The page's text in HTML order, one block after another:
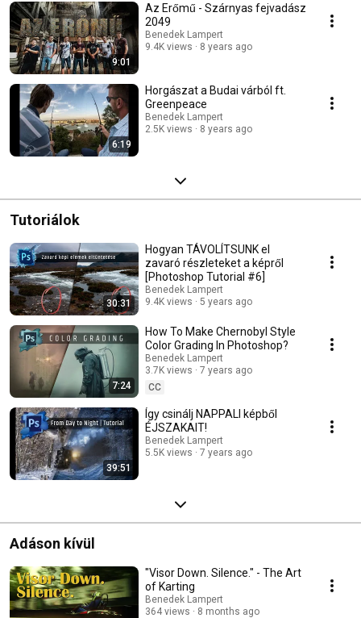
9:01
Az Erőmű - Szárnyas fejvadász
2049
Benedek Lampert
9.4K views
8 years ago
6:19
Horgászat a Budai várból ft.
Greenpeace
Benedek Lampert
2.5K views
8 years ago
Tutoriálok
30:31
Hogyan TÁVOLÍTSUNK el
zavaró részleteket a képről
[Photoshop Tutorial #6]
Benedek Lampert
9.4K views
5 years ago
7:24
How To Make Chernobyl Style
Color Grading In Photoshop?
Benedek Lampert
3.7K views
7 years ago
CC
39:51
Így csinálj NAPPALI képből
ÉJSZAKAIT!
Benedek Lampert
5.5K views
7 years ago
Adáson kívül
"Visor Down. Silence." - The Art
of Karting
Benedek Lampert
364 views
8 months ago